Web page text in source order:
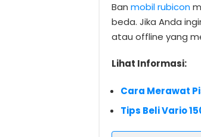
Ban mobil rubicon
beda. Jika Anda
atau offline yang
Lihat Informasi:
Cara Merawat
Tips Beli Vario